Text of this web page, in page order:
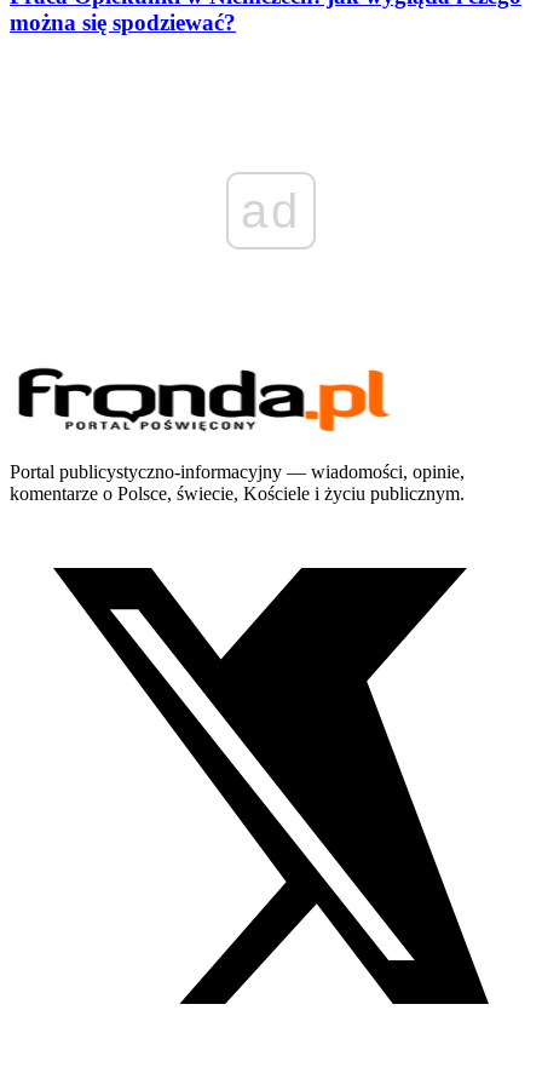
można się spodziewać?
ad
Portal publicystyczno-informacyjny — wiadomości, opinie,
komentarze o Polsce, świecie, Kościele i życiu publicznym.